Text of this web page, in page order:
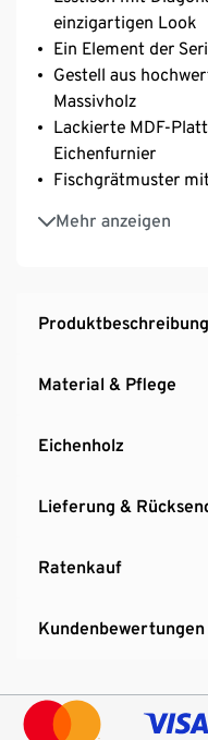
einzigartigen Look
Ein Element der
Gestell aus
Massivholz
Lackierte MDF-
Eichenfurnier
Fischgrätmuster
Mehr anzeigen
Besonders
abgerundete
Produktbeschreibung
Material & Pflege
Eichenholz
Lieferung &
Ratenkauf
Kundenbewertungen